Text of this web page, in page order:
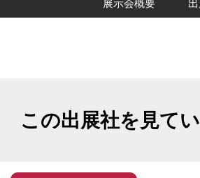
展示会概要
この出展社を見て